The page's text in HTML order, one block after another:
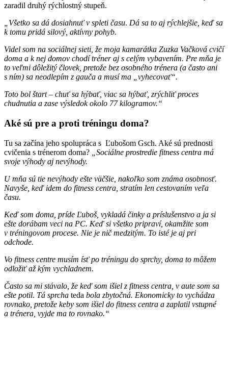
zaradil druhý rýchlostný stupeň.
„Všetko sa dá dosiahnuť v spleti času. Dá sa to aj rýchlejšie, keď sa
k tomu pridá silový, aktívny pohyb.
Videl som na sociálnej sieti, že moja kamarátka Zuzka Vačková cvičí
doma a k nej domov chodí tréner aj s celým vybavením. Pre mňa je
to veľmi dôležitý človek, pretože bez osobného trénera (a často ani
s ním) sa neodlepím z gauča a musí ma „vyhecovať“.
Toto bol štart – chuť sa hýbať, viac sa hýbať, zrýchliť proces
chudnutia a zase výsledok okolo 77 kilogramov.“
Aké sú pre a proti tréningu doma?
Tu sa začína jeho spolupráca s Ľubošom Gsch. Aké sú prednosti
cvičenia s trénerom doma?
„Sociálne prostredie fitness centra má
svoje výhody aj nevýhody.
U mňa sú tie nevýhody ešte väčšie, nakoľko som známa osobnosť.
Navyše, keď idem do fitness centra, stratím len cestovaním veľa
času.
Keď som doma, príde Ľuboš, vykladá činky a príslušenstvo a ja si
ešte dorábam veci na PC. Keď si všetko pripraví, okamžite som
v tréningovom procese. Nie je nič medzitým. To isté je aj pri
odchode.
Vo fitness centre musím ísť po tréningu do sprchy, doma to môžem
odložiť až kým vychladnem.
Často sa mi stávalo, že keď som išiel z fitness centra, v aute som sa
ešte potil. Tá sprcha teda bola zbytočná. Ekonomicky to vychádza
rovnako, pretože keby som išiel do fitness centra a zaplatil vstupné
a trénera, vyjde ma to rovnako.“